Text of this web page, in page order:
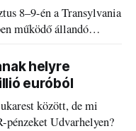
8–9-én a Transylvania
működő állandó
helyre
euróból
között, de mi
Udvarhelyen?